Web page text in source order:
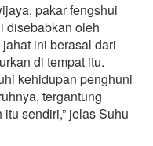
pakar fengshui
disebabkan oleh
jahat ini berasal dari
di tempat itu.
kehidupan penghuni
tergantung
sendiri,” jelas Suhu